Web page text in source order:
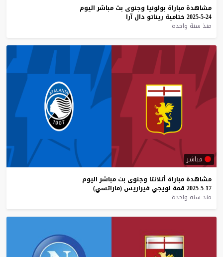
مشاهدة مباراة بولونيا وجنوى بث مباشر اليوم
24-5-2025
ختامية ريناتو دال آرا
منذ سنة واحدة
مباشر
مشاهدة مباراة أتلانتا وجنوى بث مباشر اليوم
17-5-2025
قمة لويجي فيراريس (ماراتسي)
منذ سنة واحدة